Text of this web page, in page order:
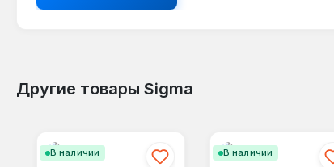
Другие товары Sigma
В наличии В наличии